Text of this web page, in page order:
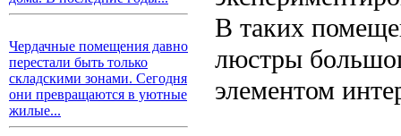
Чердачные помещения давно
перестали быть только
складскими зонами. Сегодня
они превращаются в уютные
жилые...
В таких
люстры
элементом